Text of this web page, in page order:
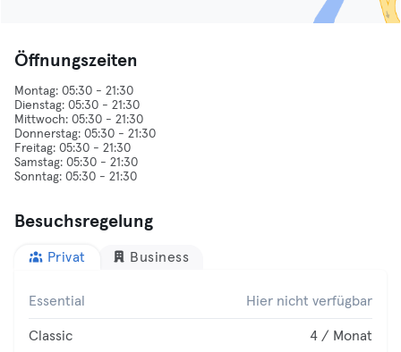
Öffnungszeiten
Montag: 05:30 - 21:30
Dienstag: 05:30 - 21:30
Mittwoch: 05:30 - 21:30
Donnerstag: 05:30 - 21:30
Freitag: 05:30 - 21:30
Samstag: 05:30 - 21:30
Besuchsregelung
Privat Business
Essential Hier nicht verfügbar
Classic 4 / Monat